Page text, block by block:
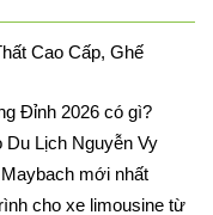
Cao Cấp, Ghế
Đỉnh 2026 có gì?
Lịch Nguyễn Vy
mới nhất
cho xe limousine từ